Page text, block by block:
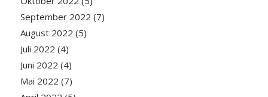
September 2022 (7)
August 2022 (5)
Juli 2022 (4)
Juni 2022 (4)
Mai 2022 (7)